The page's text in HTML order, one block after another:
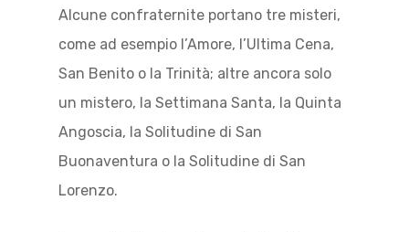
Alcune confraternite portano tre misteri,
come ad esempio l’Amore, l’Ultima Cena,
San Benito o la Trinità; altre ancora solo
un mistero, la Settimana Santa, la Quinta
Angoscia, la Solitudine di San
Buonaventura o la Solitudine di San
Lorenzo.